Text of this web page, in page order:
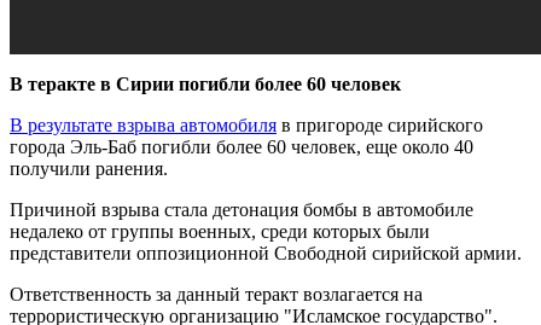
В теракте в Сирии погибли более 60 человек
В результате взрыва автомобиля в пригороде сирийского
города Эль-Баб погибли более 60 человек, еще около 40
получили ранения.
Причиной взрыва стала детонация бомбы в автомобиле
недалеко от группы военных, среди которых были
представители оппозиционной Свободной сирийской армии.
Ответственность за данный теракт возлагается на
террористическую организацию "Исламское государство".